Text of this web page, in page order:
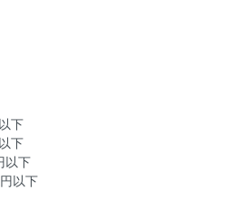
下
下
以下
以下